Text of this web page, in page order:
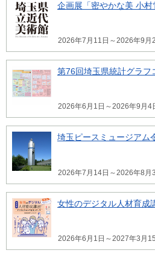
企画展「密やかな美 小
2026年7月11日～2026年9月
第76回埼玉県統計グラフ
2026年6月1日～2026年9月4
埼玉ピースミュージアム
2026年7月14日～2026年8月
女性のデジタル人材育成
2026年6月1日～2027年3月